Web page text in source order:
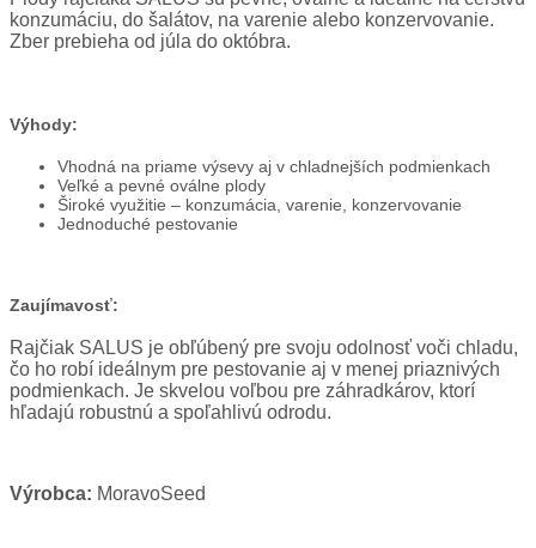
konzumáciu, do šalátov, na varenie alebo konzervovanie.
Zber prebieha od júla do októbra.
Výhody:
Vhodná na priame výsevy aj v chladnejších podmienkach
Veľké a pevné oválne plody
Široké využitie – konzumácia, varenie, konzervovanie
Jednoduché pestovanie
Zaujímavosť:
Rajčiak SALUS je obľúbený pre svoju odolnosť voči chladu,
čo ho robí ideálnym pre pestovanie aj v menej priaznivých
podmienkach. Je skvelou voľbou pre záhradkárov, ktorí
hľadajú robustnú a spoľahlivú odrodu.
Výrobca: MoravoSeed